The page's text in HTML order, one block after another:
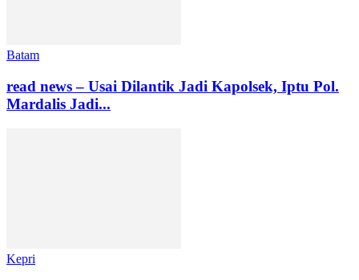
Batam
read news – Usai Dilantik Jadi Kapolsek, Iptu Pol.
Mardalis Jadi...
Kepri